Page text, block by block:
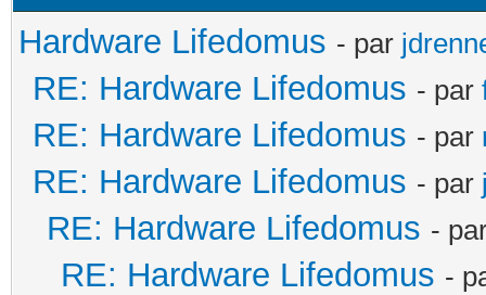
Hardware Lifedomus - par
RE: Hardware Lifedomus - par
RE: Hardware Lifedomus - par
RE: Hardware Lifedomus - par
RE: Hardware Lifedomus -
RE: Hardware Lifedomus -